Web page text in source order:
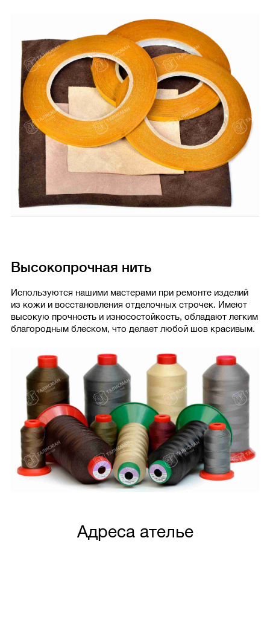
Высокопрочная нить
Используются нашими мастерами при ремонте изделий
из кожи и восстановления отделочных строчек. Имеют
высокую прочность и износостойкость, обладают легким
благородным блеском, что делает любой шов красивым.
Адреса ателье